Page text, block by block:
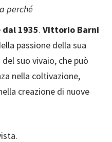
perché
dal 1935. Vittorio Barni
passione della sua
suo vivaio, che può
nella coltivazione,
creazione di nuove